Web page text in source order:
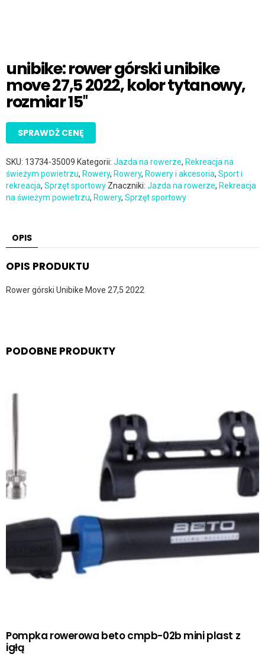
unibike: rower górski unibike
move 27,5 2022, kolor tytanowy,
rozmiar 15″
SPRAWDŹ CENĘ
SKU: 13734-35009 Kategorii: Jazda na rowerze, Rekreacja na
świeżym powietrzu, Rowery, Rowery, Rowery i akcesoria, Sport i
rekreacja, Sprzęt sportowy Znaczniki: Jazda na rowerze, Rekreacja
na świeżym powietrzu, Rowery, Sprzęt sportowy
OPIS
OPIS PRODUKTU
Rower górski Unibike Move 27,5 2022
PODOBNE PRODUKTY
Pompka rowerowa beto cmpb-02b mini plast z
igłą